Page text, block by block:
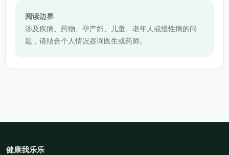
阅读边界
涉及疾病、药物、孕产妇、儿童、老年人或慢性病的问
题，请结合个人情况咨询医生或药师。
健康我乐乐